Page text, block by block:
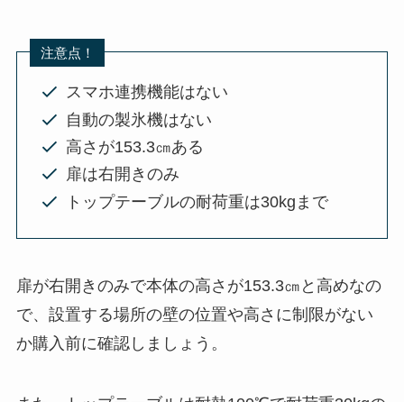
注意点！
スマホ連携機能はない
自動の製氷機はない
高さが153.3㎝ある
扉は右開きのみ
トップテーブルの耐荷重は30kgまで
扉が右開きのみで本体の高さが153.3㎝と高めなの
で、設置する場所の壁の位置や高さに制限がない
か購入前に確認しましょう。